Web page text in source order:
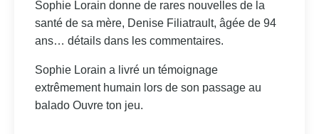
Sophie Lorain donne de rares nouvelles de la
santé de sa mère, Denise Filiatrault, âgée de 94
ans… détails dans les commentaires.
Sophie Lorain a livré un témoignage
extrêmement humain lors de son passage au
balado Ouvre ton jeu.